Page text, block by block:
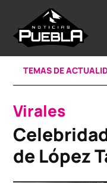
content
TEMAS DE
POSTED
IN
Virales
de López